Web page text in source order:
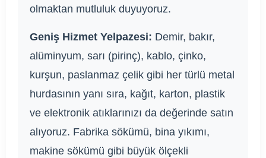
olmaktan mutluluk duyuyoruz.
Geniş Hizmet Yelpazesi: Demir, bakır,
alüminyum, sarı (pirinç), kablo, çinko,
kurşun, paslanmaz çelik gibi her türlü metal
hurdasının yanı sıra, kağıt, karton, plastik
ve elektronik atıklarınızı da değerinde satın
alıyoruz. Fabrika sökümü, bina yıkımı,
makine sökümü gibi büyük ölçekli